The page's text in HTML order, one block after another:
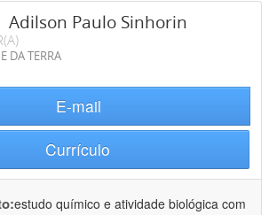
Adilson Paulo Sinhorin
DA TERRA
E-mail
Currículo
estudo químico e atividade biológica com